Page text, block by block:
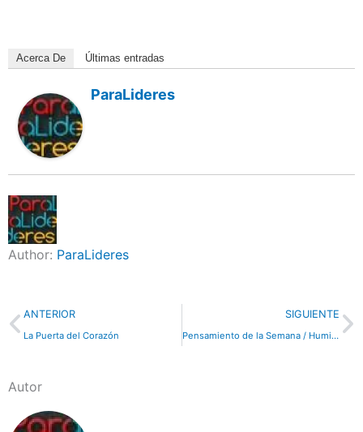
Acerca De Últimas entradas
ParaLideres
Author: ParaLideres
Previo
ANTERIOR
La Puerta del Corazón
SIGUIENTE
Pensamiento de la Semana / Humildad de Guillermo Bernaldez
Autor